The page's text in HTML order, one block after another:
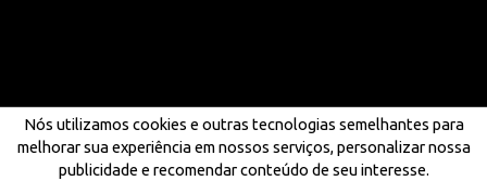
Nós utilizamos cookies e outras tecnologias semelhantes para
melhorar sua experiência em nossos serviços, personalizar nossa
publicidade e recomendar conteúdo de seu interesse.